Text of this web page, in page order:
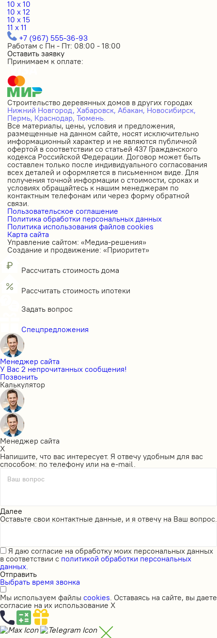
10 x 10
10 x 12
10 x 15
11 x 11
+7 (967) 555-36-93
Работам с Пн - Пт: 08:00 - 18:00
Оставить заявку
Принимаем к оплате:
Строительство деревянных домов в других городах
Нижний Новгород, Хабаровск, Абакан, Новосибирск,
Пермь, Краснодар, Тюмень.
Все материалы, цены, условия и предложения,
размещенные на данном сайте, носят исключительно
информационный характер и не являются публичной
офертой в соответствии со статьей 437 Гражданского
кодекса Российской Федерации. Договор может быть
составлен только после индивидуального согласования
всех деталей и оформляется в письменном виде. Для
получения точной информации о стоимости, сроках и
условиях обращайтесь к нашим менеджерам по
контактным телефонам или через форму обратной
связи.
Пользовательское соглашение
Политика обработки персональных данных
Политика использования файлов cookies
Карта сайта
Управление сайтом: «Медиа-решения»
Создание и продвижение: «Приоритет»
Рассчитать стоимость дома
Рассчитать стоимость ипотеки
Задать вопрос
Спецпредложения
Менеджер сайта
У Вас 2 непрочитанных сообщения!
Позвонить
Калькулятор
Менеджер сайта
X
Напишите, что вас интересует. Я отвечу удобным для вас
способом: по телефону или на e-mail.
Ваш вопрос
Далее
Оставьте свои контактные данные, и я отвечу на Ваш вопрос.
Я даю согласие на обработку моих персональных данных
в соответствии с политикой обработки персональных
данных.
Отправить
Выбрать время звонка
Мы используем файлы cookies . Оставаясь на сайте, вы даете
согласие на их использование X